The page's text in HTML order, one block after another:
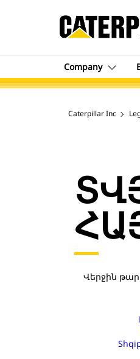
Company
Caterpillar Inc
Վերջին